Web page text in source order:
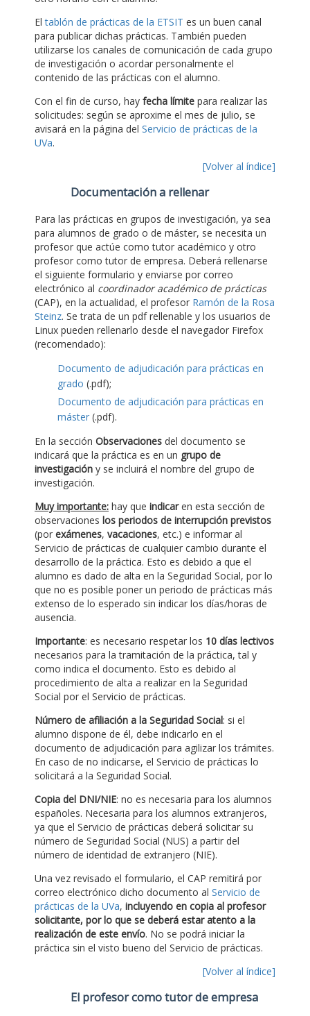
Eltablón de prácticas de la ETSIT es un buen canal
para publicar dichas prácticas. También pueden
utilizarse los canales de comunicación de cada grupo
de investigación o acordar personalmente el
contenido de las prácticas con el alumno.
Con el fin de curso, hay fecha límite para realizar las
solicitudes: según se aproxime el mes de julio, se
avisará en la página del Servicio de prácticas de la
UVa.
[Volver al índice]
Documentación a rellenar
Para las prácticas en grupos de investigación, ya sea
para alumnos de grado o de máster, se necesita un
profesor que actúe como tutor académico y otro
profesor como tutor de empresa. Deberá rellenarse
el siguiente formulario y enviarse por correo
electrónico al coordinador académico de prácticas
(CAP), en la actualidad, el profesor Ramón de la Rosa
Steinz. Se trata de un pdf rellenable y los usuarios de
Linux pueden rellenarlo desde el navegador Firefox
(recomendado):
Documento de adjudicación para prácticas en
grado (.pdf);
Documento de adjudicación para prácticas en
máster (.pdf).
En la sección Observaciones del documento se
indicará que la práctica es en un grupo de
investigación y se incluirá el nombre del grupo de
investigación.
Muy importante: hay que indicaren esta sección de
observaciones los periodos de interrupción previstos
(por exámenes, vacaciones, etc.) e informar al
Servicio de prácticas de cualquier cambio durante el
desarrollo de la práctica. Esto es debido a que el
alumno es dado de alta en la Seguridad Social, por lo
que no es posible poner un periodo de prácticas más
extenso de lo esperado sin indicar los días/horas de
ausencia.
Importante: es necesario respetar los 10 días lectivos
necesarios para la tramitación de la práctica, tal y
como indica el documento. Esto es debido al
procedimiento de alta a realizar en la Seguridad
Social por el Servicio de prácticas.
Número de afiliación a la Seguridad Social: si el
alumno dispone de él, debe indicarlo en el
documento de adjudicación para agilizar los trámites.
En caso de no indicarse, el Servicio de prácticas lo
solicitará a la Seguridad Social.
Copia del DNI/NIE: no es necesaria para los alumnos
españoles. Necesaria para los alumnos extranjeros,
ya que el Servicio de prácticas deberá solicitar su
número de Seguridad Social (NUS) a partir del
número de identidad de extranjero (NIE).
Una vez revisado el formulario, el CAP remitirá por
correo electrónico dicho documento al Servicio de
prácticas de la UVa, incluyendo en copia al profesor
solicitante, por lo que se deberá estar atento a la
realización de este envío. No se podrá iniciar la
práctica sin el visto bueno del Servicio de prácticas.
[Volver al índice]
El profesor como tutor de empresa